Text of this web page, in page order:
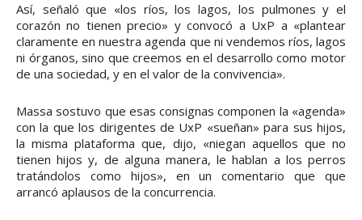
Así, señaló que «los ríos, los lagos, los pulmones y el
corazón no tienen precio» y convocó a UxP a «plantear
claramente en nuestra agenda que ni vendemos ríos, lagos
ni órganos, sino que creemos en el desarrollo como motor
de una sociedad, y en el valor de la convivencia».
Massa sostuvo que esas consignas componen la «agenda»
con la que los dirigentes de UxP «sueñan» para sus hijos,
la misma plataforma que, dijo, «niegan aquellos que no
tienen hijos y, de alguna manera, le hablan a los perros
tratándolos como hijos», en un comentario que que
arrancó aplausos de la concurrencia.